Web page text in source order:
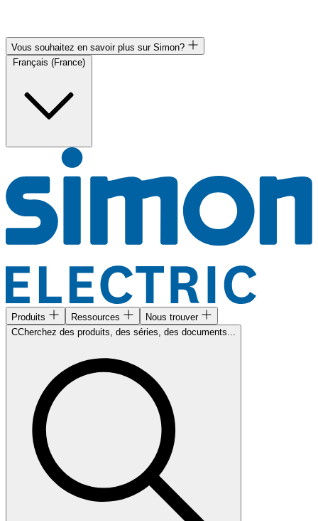
Vous souhaitez en savoir plus sur Simon?
Produits Ressources
Nous trouver
CCherchez des produits, des séries, des documents...